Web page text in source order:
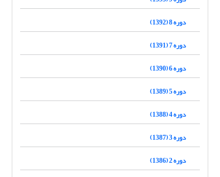
دوره 8 (1392)
دوره 7 (1391)
دوره 6 (1390)
دوره 5 (1389)
دوره 4 (1388)
دوره 3 (1387)
دوره 2 (1386)